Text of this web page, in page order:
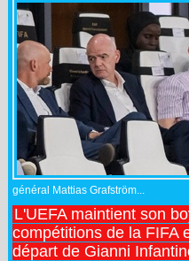
général Mattias Grafström...
L'UEFA maintient son
compétitions de la FIFA
départ de Gianni